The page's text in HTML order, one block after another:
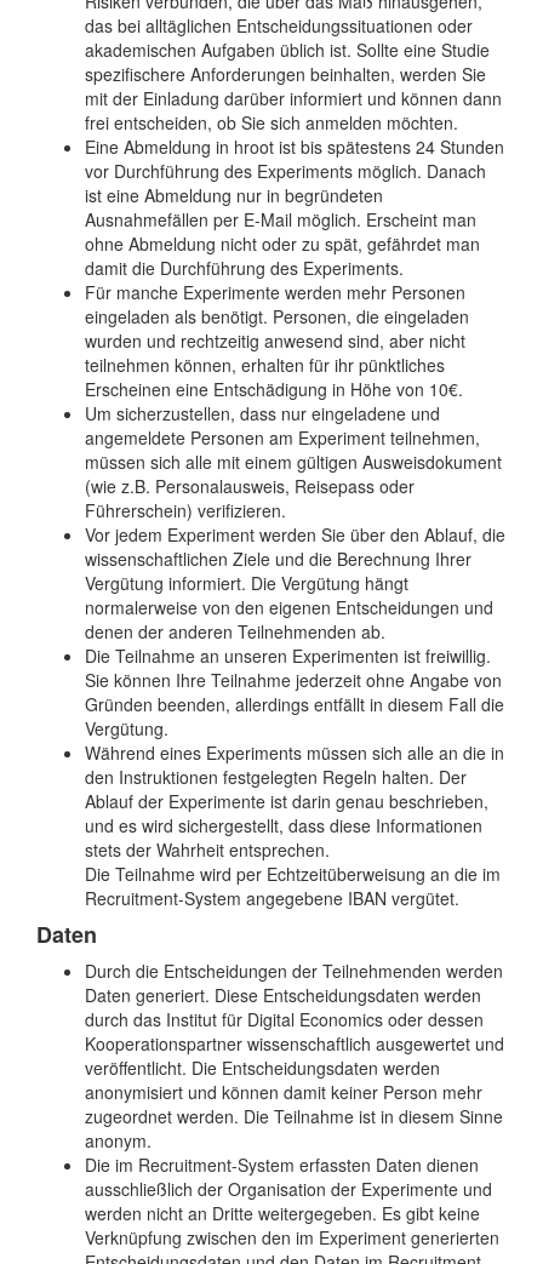
das bei alltäglichen Entscheidungssituationen oder
akademischen Aufgaben üblich ist. Sollte eine Studie
spezifischere Anforderungen beinhalten, werden Sie
mit der Einladung darüber informiert und können dann
frei entscheiden, ob Sie sich anmelden möchten.
Eine Abmeldung in hroot ist bis spätestens 24 Stunden
vor Durchführung des Experiments möglich. Danach
ist eine Abmeldung nur in begründeten
Ausnahmefällen per E-Mail möglich. Erscheint man
ohne Abmeldung nicht oder zu spät, gefährdet man
damit die Durchführung des Experiments.
Für manche Experimente werden mehr Personen
eingeladen als benötigt. Personen, die eingeladen
wurden und rechtzeitig anwesend sind, aber nicht
teilnehmen können, erhalten für ihr pünktliches
Erscheinen eine Entschädigung in Höhe von 10€.
Um sicherzustellen, dass nur eingeladene und
angemeldete Personen am Experiment teilnehmen,
müssen sich alle mit einem gültigen Ausweisdokument
(wie z.B. Personalausweis, Reisepass oder
Führerschein) verifizieren.
Vor jedem Experiment werden Sie über den Ablauf, die
wissenschaftlichen Ziele und die Berechnung Ihrer
Vergütung informiert. Die Vergütung hängt
normalerweise von den eigenen Entscheidungen und
denen der anderen Teilnehmenden ab.
Die Teilnahme an unseren Experimenten ist freiwillig.
Sie können Ihre Teilnahme jederzeit ohne Angabe von
Gründen beenden, allerdings entfällt in diesem Fall die
Vergütung.
Während eines Experiments müssen sich alle an die in
den Instruktionen festgelegten Regeln halten. Der
Ablauf der Experimente ist darin genau beschrieben,
und es wird sichergestellt, dass diese Informationen
stets der Wahrheit entsprechen.
Die Teilnahme wird per Echtzeitüberweisung an die im
Recruitment-System angegebene IBAN vergütet.
Daten
Durch die Entscheidungen der Teilnehmenden werden
Daten generiert. Diese Entscheidungsdaten werden
durch das Institut für Digital Economics oder dessen
Kooperationspartner wissenschaftlich ausgewertet und
veröffentlicht. Die Entscheidungsdaten werden
anonymisiert und können damit keiner Person mehr
zugeordnet werden. Die Teilnahme ist in diesem Sinne
anonym.
Die im Recruitment-System erfassten Daten dienen
ausschließlich der Organisation der Experimente und
werden nicht an Dritte weitergegeben. Es gibt keine
Verknüpfung zwischen den im Experiment generierten